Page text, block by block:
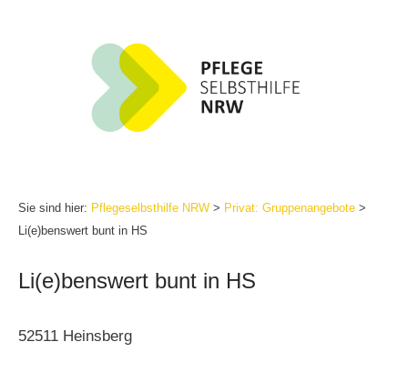
Sie sind hier: Pflegeselbsthilfe NRW > Privat: Gruppenangebote >
Li(e)benswert bunt in HS
Li(e)benswert bunt in HS
52511 Heinsberg